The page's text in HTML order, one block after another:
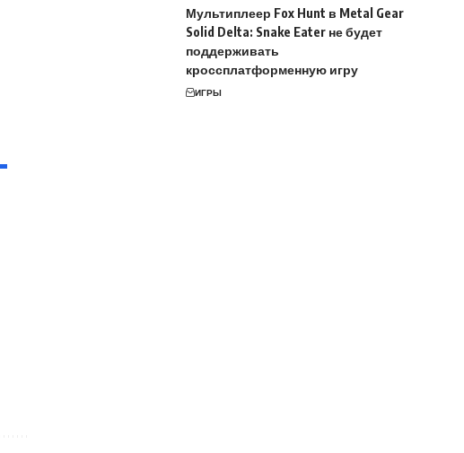
Мультиплеер Fox Hunt в Metal Gear
Solid Delta: Snake Eater не будет
поддерживать
кроссплатформенную игру
ИГРЫ